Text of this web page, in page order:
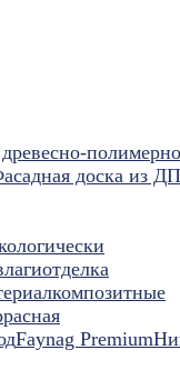
доска из
отделка
композитные
Faynag Premium